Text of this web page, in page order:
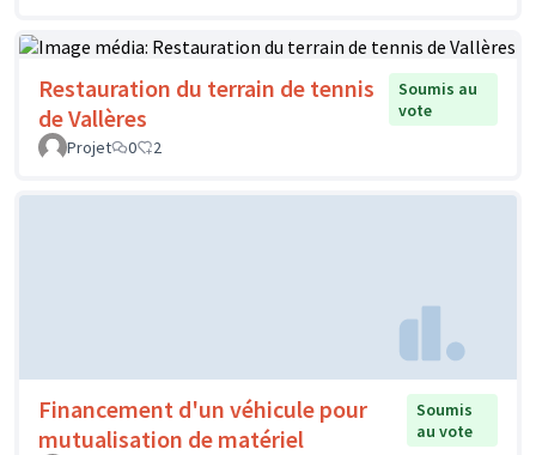
Restauration du terrain de tennis
de Vallères
Soumis au
vote
Projet
0 2
Financement d'un véhicule pour
mutualisation de matériel
Soumis
au vote